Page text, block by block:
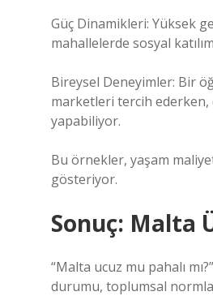
Güç Dinamikleri: Yüksek
mahallelerde sosyal
Bireysel Deneyimler: Bir
marketleri tercih ederken,
yapabiliyor.
Bu örnekler, yaşam
gösteriyor.
Sonuç: Malta
“Malta ucuz mu pahalı
durumu, toplumsal